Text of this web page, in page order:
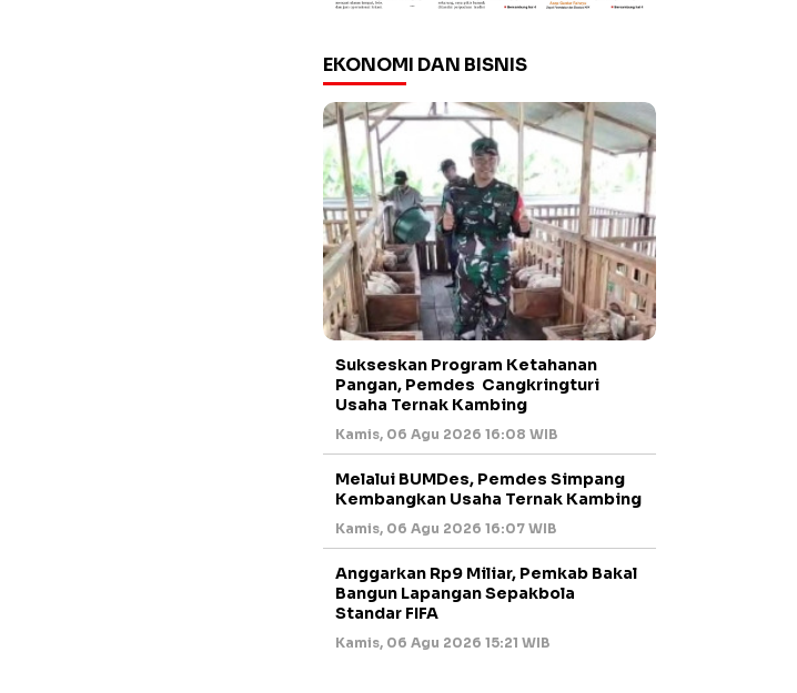
EKONOMI DAN BISNIS
Sukseskan Program Ketahanan
Pangan, Pemdes Cangkringturi
Usaha Ternak Kambing
Kamis, 06 Agu 2026 16:08 WIB
Melalui BUMDes, Pemdes Simpang
Kembangkan Usaha Ternak Kambing
Kamis, 06 Agu 2026 16:07 WIB
Anggarkan Rp9 Miliar, Pemkab Bakal
Bangun Lapangan Sepakbola
Standar FIFA
Kamis, 06 Agu 2026 15:21 WIB